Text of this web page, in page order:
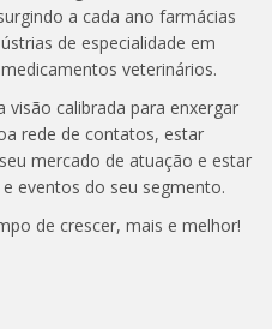
a cada ano farmácias
de especialidade em
veterinários.
calibrada para enxergar
rede de contatos, estar
mercado de atuação e estar
eventos do seu segmento.
de crescer, mais e melhor!